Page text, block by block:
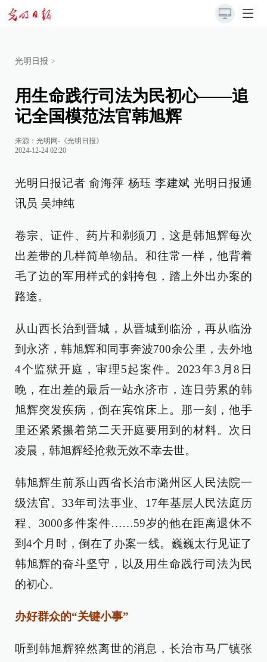
光明日报 >
用生命践行司法为民初心——追
记全国模范法官韩旭辉
来源： 光明网-《光明日报》
2024-12-24 02:20
光明日报记者 俞海萍 杨珏 李建斌 光明日报通
讯员 吴坤纯
卷宗、证件、药片和剃须刀，这是韩旭辉每次
出差带的几样简单物品。和往常一样，他背着
毛了边的军用样式的斜挎包，踏上外出办案的
路途。
从山西长治到晋城，从晋城到临汾，再从临汾
到永济，韩旭辉和同事奔波700余公里，去外地
4个监狱开庭，审理5起案件。2023年3月8日
晚，在出差的最后一站永济市，连日劳累的韩
旭辉突发疾病，倒在宾馆床上。那一刻，他手
里还紧紧攥着第二天开庭要用到的材料。次日
凌晨，韩旭辉经抢救无效不幸去世。
韩旭辉生前系山西省长治市潞州区人民法院一
级法官。33年司法事业、17年基层人民法庭历
程、3000多件案件……59岁的他在距离退休不
到4个月时，倒在了办案一线。巍巍太行见证了
韩旭辉的奋斗坚守，以及用生命践行司法为民
的初心。
办好群众的“关键小事”
听到韩旭辉猝然离世的消息，长治市马厂镇张